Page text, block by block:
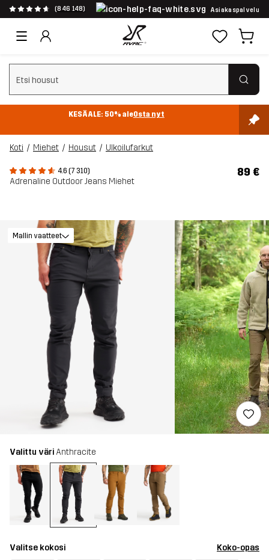
(846 148) Asiakaspalvelu
Tyhjennä haku
KESÄALE: 50% aleOsta nyt
Koti Miehet Housut Ulkoilufarkut
4.6 (7 310)
Adrenaline Outdoor Jeans Miehet
89 €
Mallin vaatteet
Valittu väri Anthracite
Valitse kokosi Koko-opas